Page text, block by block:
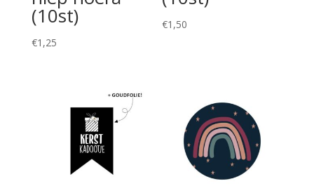
(10st)
€1,25
€1,50